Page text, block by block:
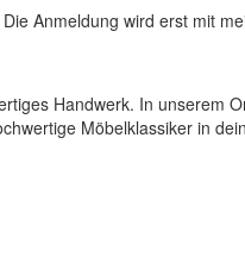
Anmeldung wird erst mit
Handwerk. In unserem
Möbelklassiker in